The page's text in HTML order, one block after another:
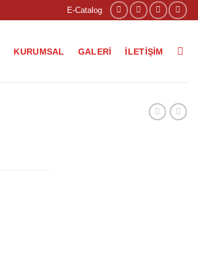
E-Catalog
KURUMSAL GALERI İLETIŞIM